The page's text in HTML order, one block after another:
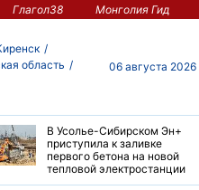
Глагол38 Монголия Гид
область
06 августа 2026
В Усолье-Сибирском Эн+
приступила к заливке
первого бетона на новой
тепловой электростанции